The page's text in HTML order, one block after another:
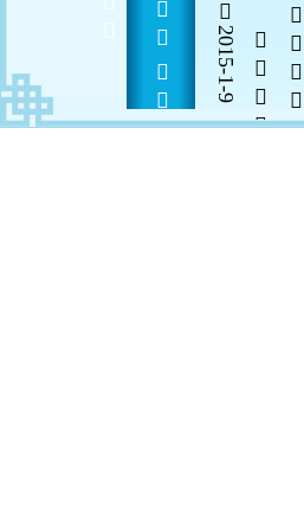
2015-1-9